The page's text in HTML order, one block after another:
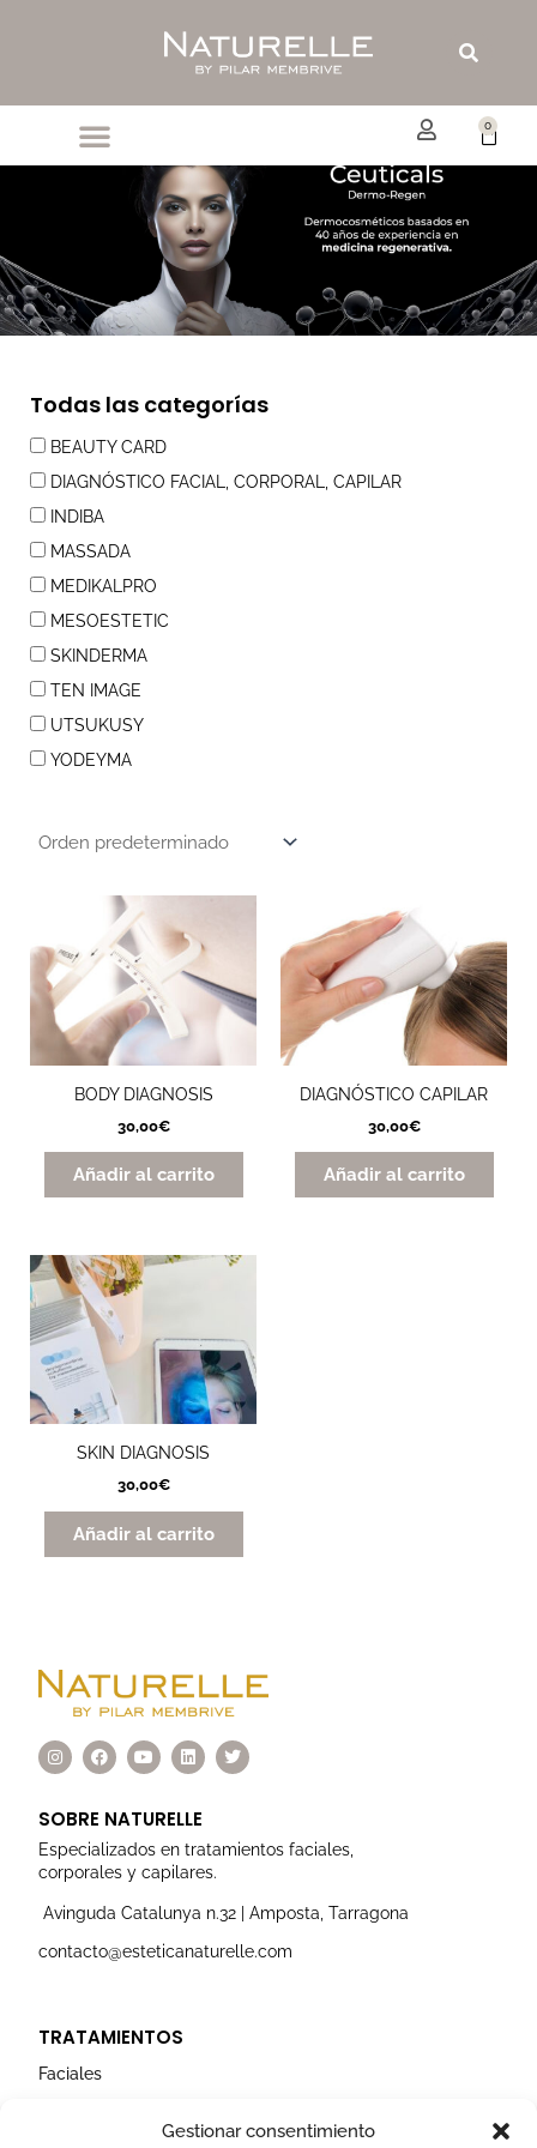
Gestionar consentimiento
Buscar
0
Todas las categorías
BEAUTY CARD
DIAGNÓSTICO FACIAL, CORPORAL, CAPILAR
INDIBA
MASSADA
MEDIKALPRO
MESOESTETIC
SKINDERMA
TEN IMAGE
UTSUKUSY
YODEYMA
BODY DIAGNOSIS
30,00€
Añadir al carrito
DIAGNÓSTICO CAPILAR
30,00€
Añadir al carrito
SKIN DIAGNOSIS
30,00€
Añadir al carrito
I
n
a
g
r
a
m
F
a
b
o
o
k
Y
o
u
b
e
L
i
e
d
i
n
T
w
r
SOBRE NATURELLE
Especializados en tratamientos faciales,
corporales y capilares.
Avinguda Catalunya n.32 | Amposta, Tarragona
contacto@esteticanaturelle.com
TRATAMIENTOS
Faciales